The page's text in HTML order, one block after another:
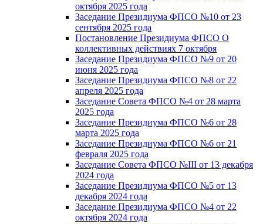
октября 2025 года
Заседание Президиума ФПСО №10 от 23
сентября 2025 года
Постановление Президиума ФПСО О
коллективных действиях 7 октября
Заседание Президиума ФПСО №9 от 20
июня 2025 года
Заседание Президиума ФПСО №8 от 22
апреля 2025 года
Заседание Совета ФПСО №4 от 28 марта
2025 года
Заседание Президиума ФПСО №6 от 28
марта 2025 года
Заседание Президиума ФПСО №6 от 21
февраля 2025 года
Заседание Совета ФПСО №III от 13 декабря
2024 года
Заседание Президиума ФПСО №5 от 13
декабря 2024 года
Заседание Президиума ФПСО №4 от 22
октября 2024 года